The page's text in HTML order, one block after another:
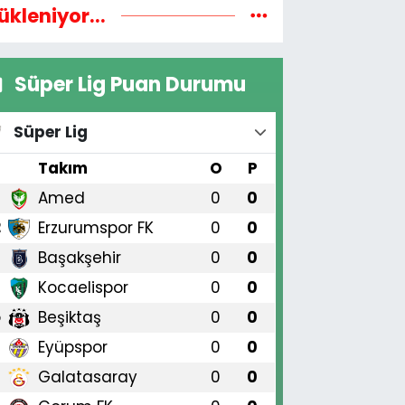
Süper Lig Puan Durumu
Süper Lig
Takım O P
Amed 0 0
Erzurumspor FK 0 0
Başakşehir 0 0
Kocaelispor 0 0
Beşiktaş 0 0
Eyüpspor 0 0
Galatasaray 0 0